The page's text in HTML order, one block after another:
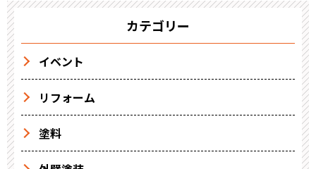
カテゴリー
イベント
リフォーム
塗料